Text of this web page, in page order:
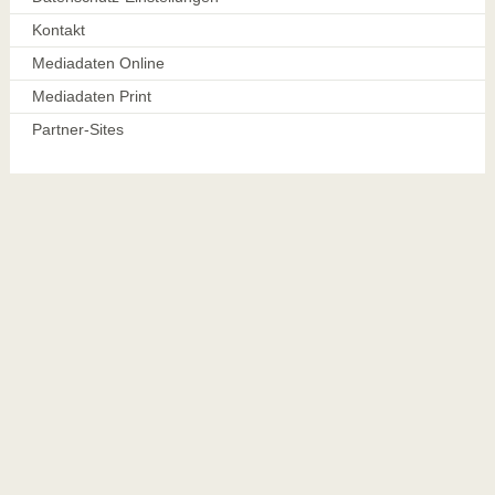
Kontakt
Mediadaten Online
Mediadaten Print
Partner-Sites